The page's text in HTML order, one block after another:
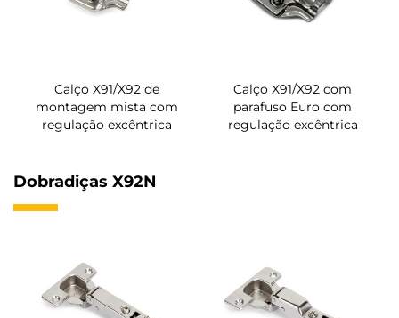
Calço X91/X92 de
montagem mista com
regulação excêntrica
Calço X91/X92 com
parafuso Euro com
regulação excêntrica
Dobradiças X92N